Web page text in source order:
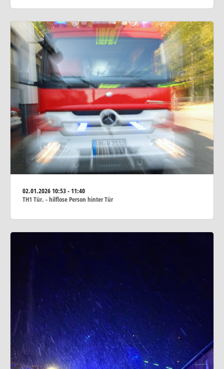
02.01.202610:53 - 11:40
TH1 Tür. - hilflose Person hinter Tür